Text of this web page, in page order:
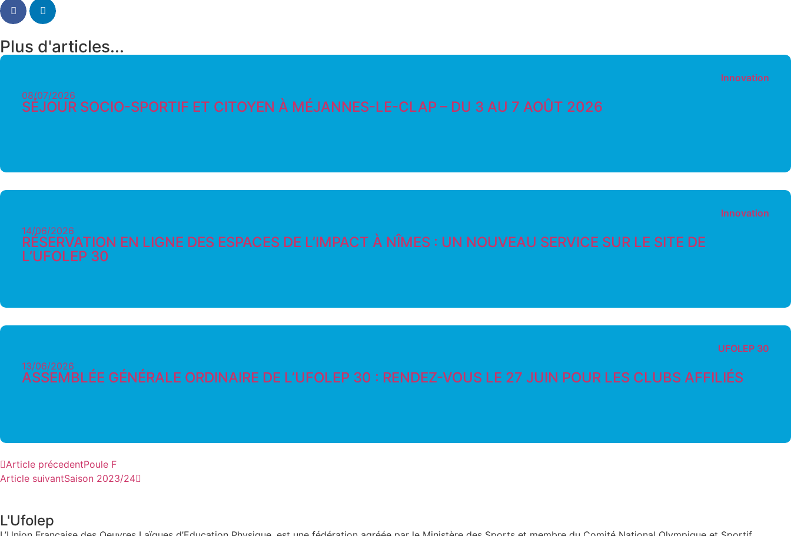
Plus d'articles...
Innovation
08/07/2026
SÉJOUR SOCIO-SPORTIF ET CITOYEN À MÉJANNES-LE-CLAP – DU 3 AU 7 AOÛT 2026
Innovation
14/06/2026
RÉSERVATION EN LIGNE DES ESPACES DE L’IMPACT À NÎMES : UN NOUVEAU SERVICE SUR LE SITE DE
L’UFOLEP 30
UFOLEP 30
13/06/2026
ASSEMBLÉE GÉNÉRALE ORDINAIRE DE L’UFOLEP 30 : RENDEZ-VOUS LE 27 JUIN POUR LES CLUBS AFFILIÉS
Article précedentPoule F
Article suivantSaison 2023/24
L'Ufolep